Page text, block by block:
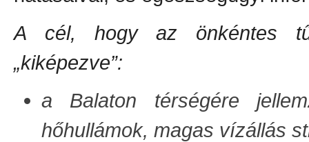
A cél, hogy az önkéntes
„kiképezve”:
a Balaton térségére
hőhullámok, magas vízállás